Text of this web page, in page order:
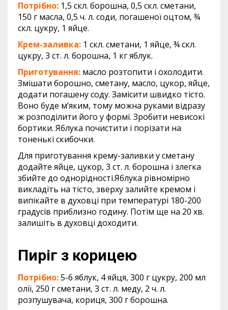
Потрібно: 1,5 скл. борошна, 0,5 скл. сметани,
150 г масла, 0,5 ч. л. соди, погашеної оцтом, ¾
скл. цукру, 1 яйце.
Крем-заливка: 1 скл. сметани, 1 яйце, ¾ скл.
цукру, 3 ст. л. борошна, 1 кг яблук.
Приготування: масло розтопити і охолодити.
Змішати борошно, сметану, масло, цукор, яйце,
додати погашену соду. Замісити швидко тісто.
Воно буде м’яким, тому можна руками відразу
ж розподілити його у формі. Зробити невисокі
бортики. Яблука почистити і порізати на
тоненькі скибочки.
Для приготування крему-заливки у сметану
додайте яйце, цукор, 3 ст. л. борошна і злегка
збийте до однорідності.Яблука рівномірно
викладіть на тісто, зверху залийте кремом і
випікайте в духовці при температурі 180-200
градусів приблизно годину. Потім ще на 20 хв.
залишіть в духовці доходити.
Пиріг з корицею
Потрібно:5-6 яблук, 4 яйця, 300 г цукру, 200 мл
олії, 250 г сметани, 3 ст. л. меду, 2 ч. л.
розпушувача, кориця, 300 г борошна.